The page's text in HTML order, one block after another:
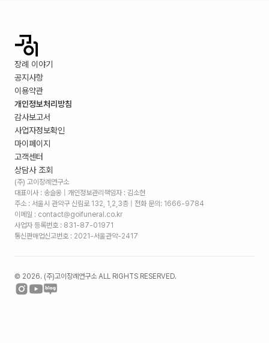
장례 이야기
공지사항
이용약관
개인정보처리방침
감사보고서
사업자정보확인
마이페이지
고객센터
상담사 조회
(주) 고이장례연구소
대표이사 : 송슬옹 | 개인정보관리책임자 : 김소현
주소 : 서울시 관악구 신림로 132, 1,2,3층 | 전화 문의: 1666-9784
이메일 : contact@goifuneral.co.kr
사업자 등록번호 : 831-87-01971
통신판매업신고번호 : 2021-서울관악-2417
© 2026. (주)고이장례연구소 ALL RIGHTS RESERVED.